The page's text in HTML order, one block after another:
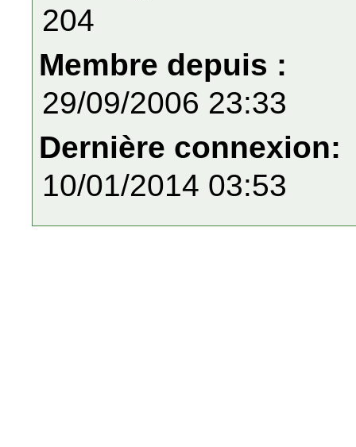
204
Membre depuis :
29/09/2006 23:33
Dernière connexion:
10/01/2014 03:53